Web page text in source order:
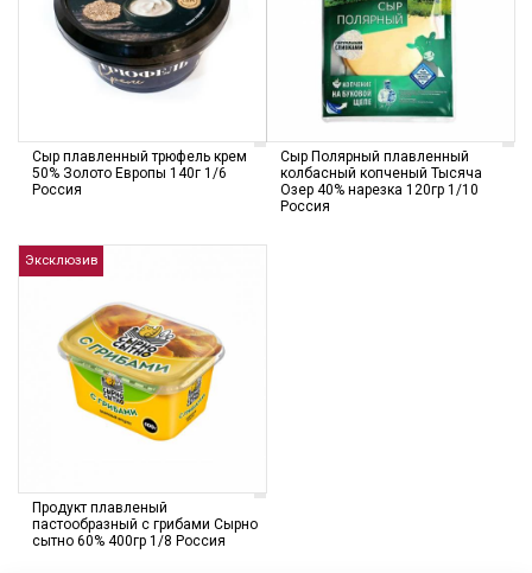
Сыр плавленный трюфель крем
50% Золото Европы 140г 1/6
Россия
Сыр Полярный плавленный
колбасный копченый Тысяча
Озер 40% нарезка 120гр 1/10
Россия
Эксклюзив
Продукт плавленый
пастообразный с грибами Сырно
сытно 60% 400гр 1/8 Россия